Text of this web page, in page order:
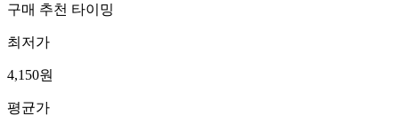
구매 추천 타이밍
최저가
4,150원
평균가